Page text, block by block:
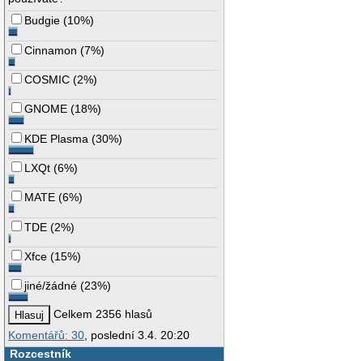
Budgie (10%)
Cinnamon (7%)
COSMIC (2%)
GNOME (18%)
KDE Plasma (30%)
LXQt (6%)
MATE (6%)
TDE (2%)
Xfce (15%)
jiné/žádné (23%)
Celkem 2356 hlasů
Komentářů: 30 , poslední 3.4. 20:20
Rozcestník